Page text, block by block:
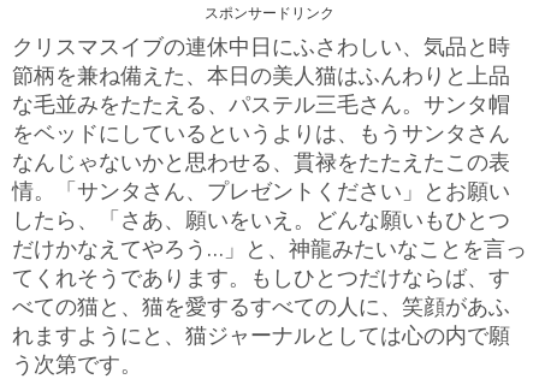
スポンサードリンク
クリスマスイブの連休中日にふさわしい、気品と時
節柄を兼ね備えた、本日の美人猫はふんわりと上品
な毛並みをたたえる、パステル三毛さん。サンタ帽
をベッドにしているというよりは、もうサンタさん
なんじゃないかと思わせる、貫禄をたたえたこの表
情。「サンタさん、プレゼントください」とお願い
したら、「さあ、願いをいえ。どんな願いもひとつ
だけかなえてやろう…」と、神龍みたいなことを言っ
てくれそうであります。もしひとつだけならば、す
べての猫と、猫を愛するすべての人に、笑顔があふ
れますようにと、猫ジャーナルとしては心の内で願
う次第です。